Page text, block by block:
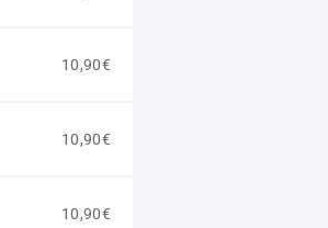
10,90€
10,90€
10,90€